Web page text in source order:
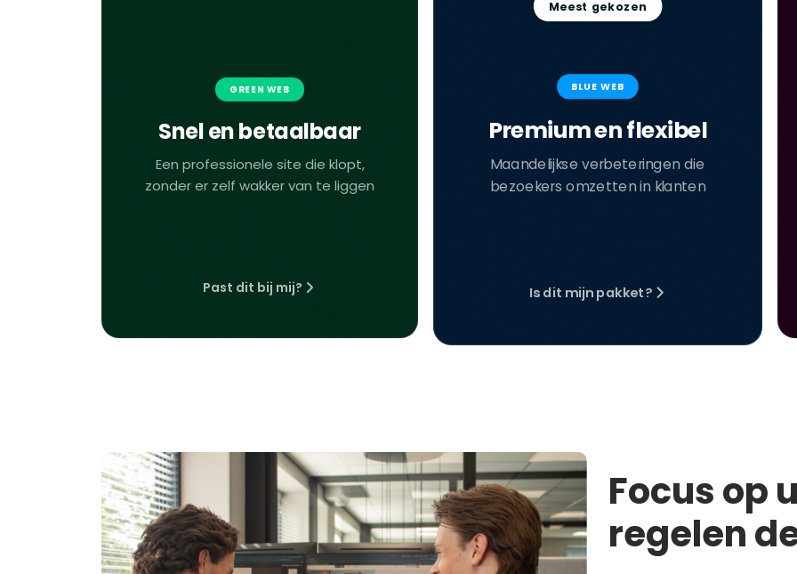
GREEN WEB
Snel en betaalbaar
Een professionele site die klopt,
zonder er zelf wakker van te liggen
Past dit bij mij?
Meest gekozen
BLUE WEB
Premium en flexibel
Maandelijkse verbeteringen die
bezoekers omzetten in klanten
Is dit mijn pakket?
Focus op
regelen